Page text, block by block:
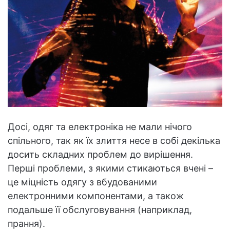
Досі, одяг та електроніка не мали нічого
спільного, так як їх злиття несе в собі декілька
досить складних проблем до вирішення.
Перші проблеми, з якими стикаються вчені –
це міцність одягу з вбудованими
електронними компонентами, а також
подальше її обслуговування (наприклад,
прання).